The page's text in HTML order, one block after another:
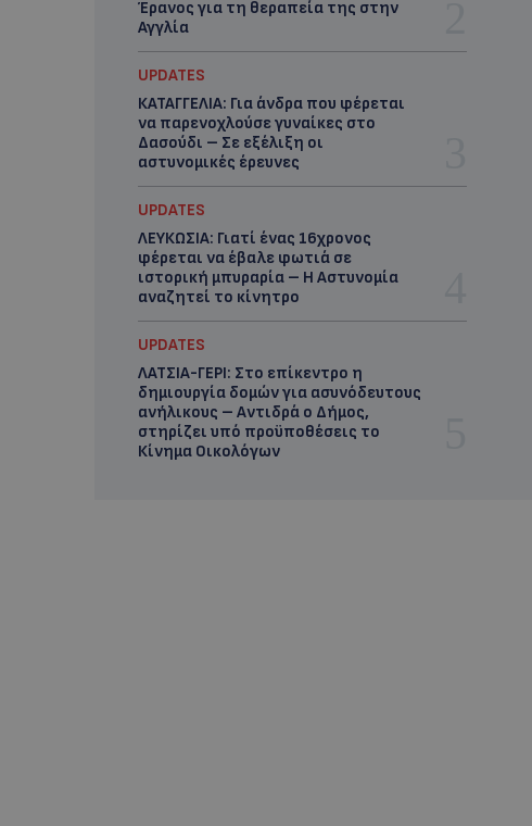
Έρανος για τη θεραπεία της στην
Αγγλία
UPDATES
ΚΑΤΑΓΓΕΛΙΑ: Για άνδρα που φέρεται
να παρενοχλούσε γυναίκες στο
Δασούδι – Σε εξέλιξη οι
αστυνομικές έρευνες
UPDATES
ΛΕΥΚΩΣΙΑ: Γιατί ένας 16χρονος
φέρεται να έβαλε φωτιά σε
ιστορική μπυραρία – Η Αστυνομία
αναζητεί το κίνητρο
UPDATES
ΛΑΤΣΙΑ-ΓΕΡΙ: Στο επίκεντρο η
δημιουργία δομών για ασυνόδευτους
ανήλικους – Αντιδρά ο Δήμος,
στηρίζει υπό προϋποθέσεις το
Κίνημα Οικολόγων